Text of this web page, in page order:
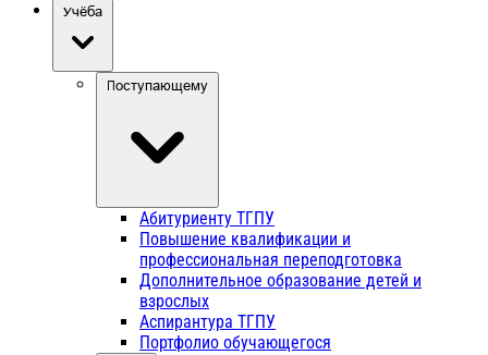
Учёба
Поступающему
Абитуриенту ТГПУ
Повышение квалификации и
профессиональная переподготовка
Дополнительное образование детей и
взрослых
Аспирантура ТГПУ
Портфолио обучающегося